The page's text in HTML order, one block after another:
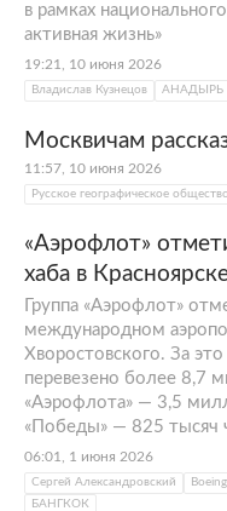
в рамках
активная жизнь»
19:21, 10 июня 2026
Владислав Кузнецов АНАДЫРЬ
Москвичам
11:57, 10 июня 2026
Русское географическое общество
«Аэрофлот»
хаба в
Группа «Аэрофлот»
международном
Хворостовского. За
перевезено более 8,7
«Аэрофлота» — 3,5
«Победы» — 825 тысяч
06:01, 1 июня 2026
Сергей Александровский Boeing
БАНГКОК